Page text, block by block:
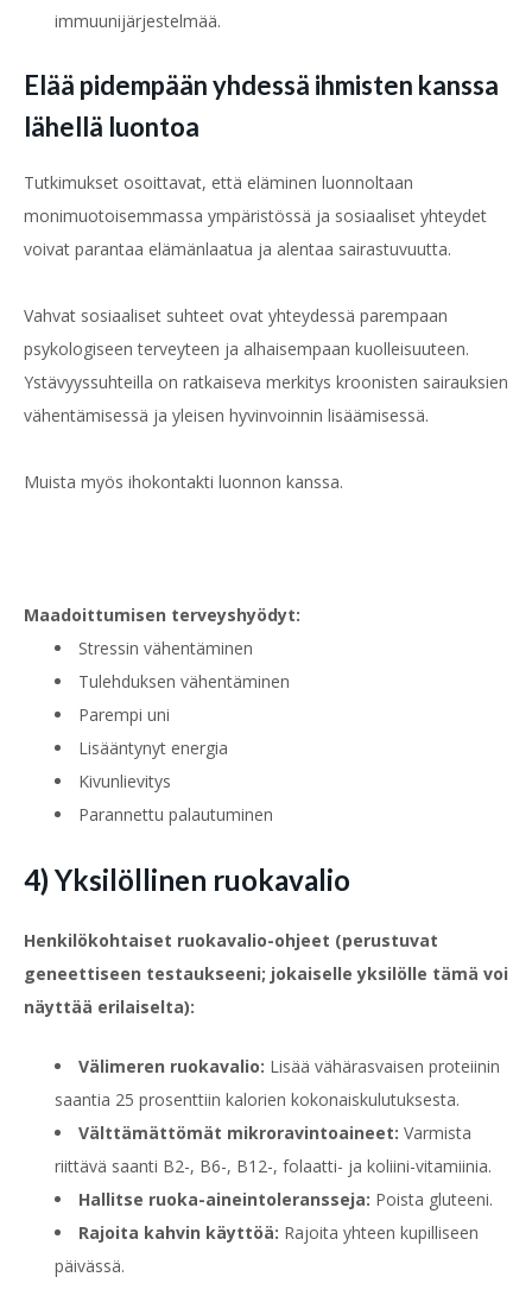
immuunijärjestelmää.
Elää pidempään yhdessä ihmisten kanssa
lähellä luontoa
Tutkimukset osoittavat, että eläminen luonnoltaan
monimuotoisemmassa ympäristössä ja sosiaaliset yhteydet
voivat parantaa elämänlaatua ja alentaa sairastuvuutta.
Vahvat sosiaaliset suhteet ovat yhteydessä parempaan
psykologiseen terveyteen ja alhaisempaan kuolleisuuteen.
Ystävyyssuhteilla on ratkaiseva merkitys kroonisten sairauksien
vähentämisessä ja yleisen hyvinvoinnin lisäämisessä.
Muista myös ihokontakti luonnon kanssa.
Maadoittumisen terveyshyödyt:
Stressin vähentäminen
Tulehduksen vähentäminen
Parempi uni
Lisääntynyt energia
Kivunlievitys
Parannettu palautuminen
4) Yksilöllinen ruokavalio
Henkilökohtaiset ruokavalio-ohjeet (perustuvat
geneettiseen testaukseeni; jokaiselle yksilölle tämä voi
näyttää erilaiselta):
Välimeren ruokavalio: Lisää vähärasvaisen proteiinin
saantia 25 prosenttiin kalorien kokonaiskulutuksesta.
Välttämättömät mikroravintoaineet: Varmista
riittävä saanti B2-, B6-, B12-, folaatti- ja koliini-vitamiinia.
Hallitse ruoka-aineintoleransseja: Poista gluteeni.
Rajoita kahvin käyttöä: Rajoita yhteen kupilliseen
päivässä.